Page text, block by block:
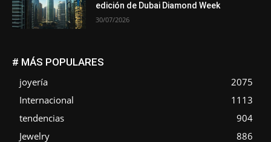
edición de Dubai Diamond Week
30/07/2026
# MÁS POPULARES
joyería
2075
Internacional
1113
tendencias
904
Jewelry
886